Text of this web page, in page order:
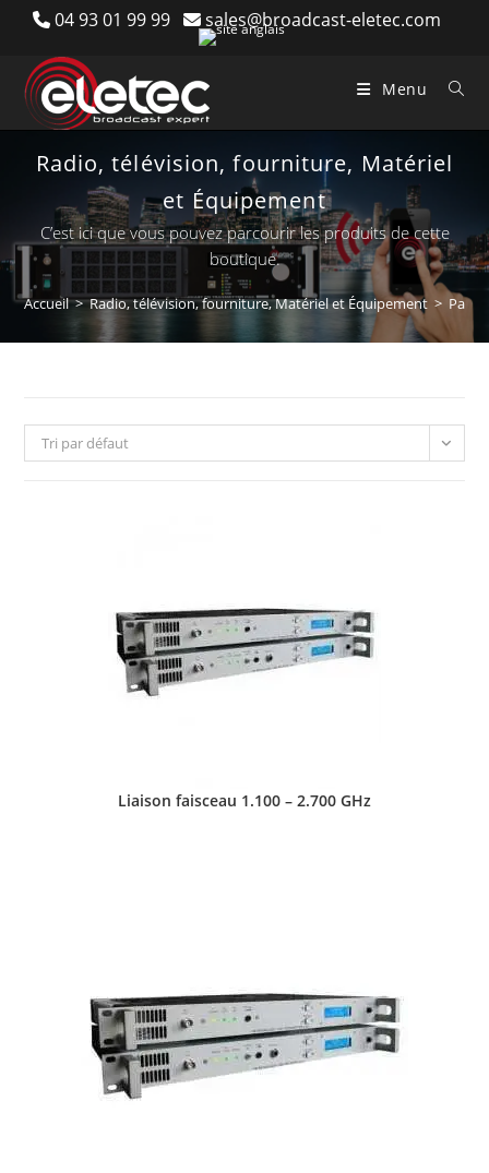
content
04 93 01 99 99 sales@broadcast-eletec.com
Menu
Radio, télévision, fourniture, Matériel
et Équipement
C’est ici que vous pouvez parcourir les produits de cette
boutique.
Accueil > Radio, télévision, fourniture, Matériel et Équipement > Page
Tri par défaut
Liaison faisceau 1.100 – 2.700 GHz